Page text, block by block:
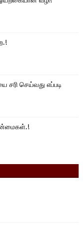
செய்வது எப்படி